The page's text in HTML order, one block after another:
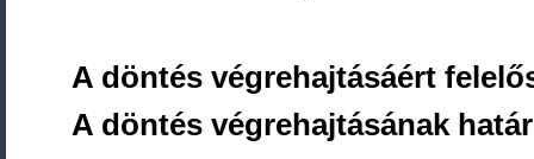
A döntés végrehajtásáért
A döntés végrehajtásának